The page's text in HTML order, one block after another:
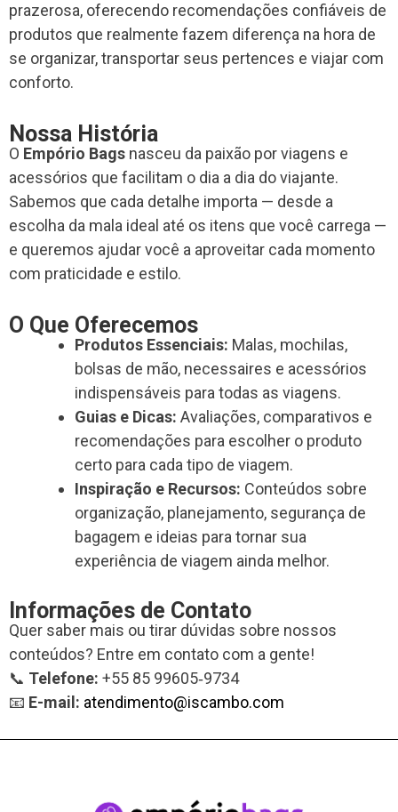
prazerosa, oferecendo recomendações confiáveis de
produtos que realmente fazem diferença na hora de
se organizar, transportar seus pertences e viajar com
conforto.
Nossa História
O Empório Bags nasceu da paixão por viagens e
acessórios que facilitam o dia a dia do viajante.
Sabemos que cada detalhe importa — desde a
escolha da mala ideal até os itens que você carrega —
e queremos ajudar você a aproveitar cada momento
com praticidade e estilo.
O Que Oferecemos
Produtos Essenciais: Malas, mochilas,
bolsas de mão, necessaires e acessórios
indispensáveis para todas as viagens.
Guias e Dicas: Avaliações, comparativos e
recomendações para escolher o produto
certo para cada tipo de viagem.
Inspiração e Recursos: Conteúdos sobre
organização, planejamento, segurança de
bagagem e ideias para tornar sua
experiência de viagem ainda melhor.
Informações de Contato
Quer saber mais ou tirar dúvidas sobre nossos
conteúdos? Entre em contato com a gente!
📞 Telefone: +55 85 99605‑9734
📧 E-mail: atendimento@iscambo.com